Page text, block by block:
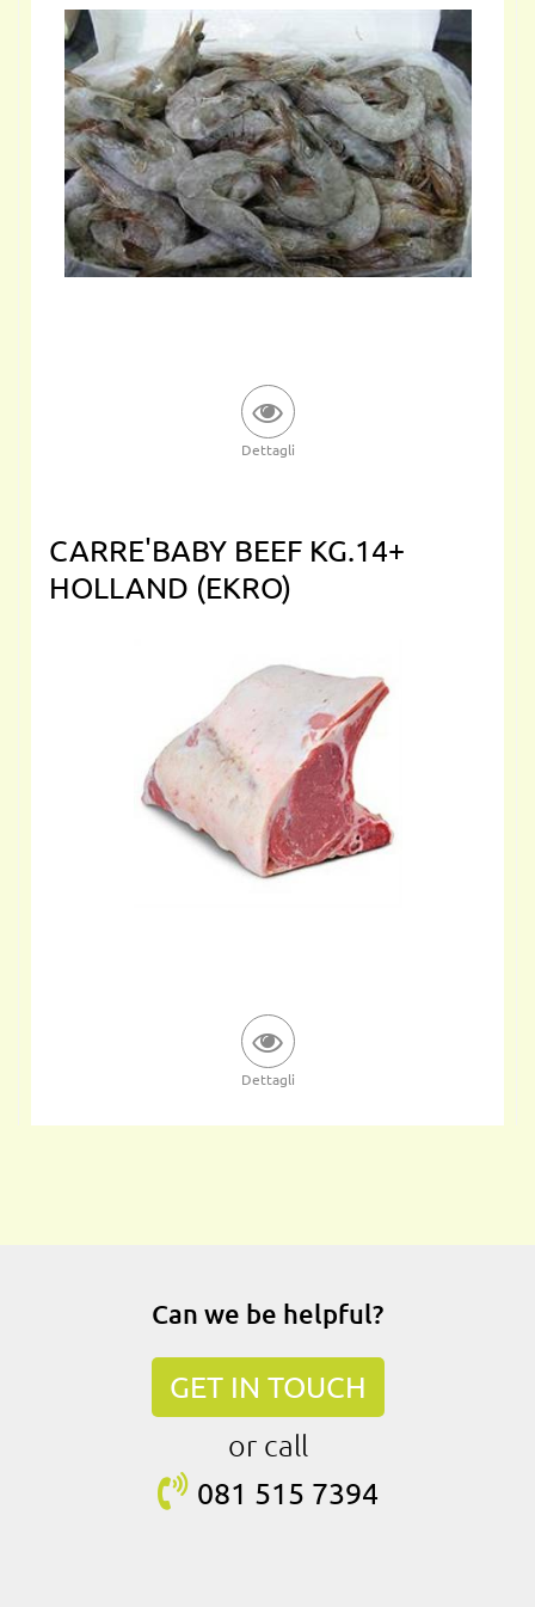
Dettagli
CARRE'BABY BEEF KG.14+
HOLLAND (EKRO)
Dettagli
Can we be helpful?
GET IN TOUCH
or call
081 515 7394